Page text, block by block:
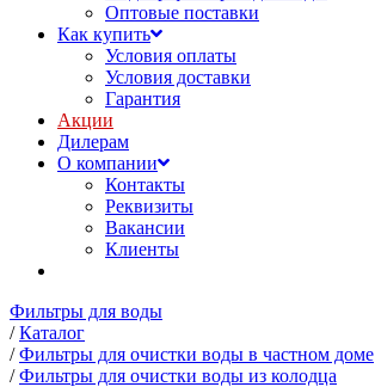
Оптовые поставки
Как купить
Условия оплаты
Условия доставки
Гарантия
Акции
Дилерам
О компании
Контакты
Реквизиты
Вакансии
Клиенты
Фильтры для воды
/ Каталог
/ Фильтры для очистки воды в частном доме
/ Фильтры для очистки воды из колодца